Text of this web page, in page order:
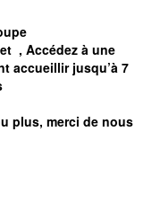
, Accédez à une
accueillir jusqu’à 7
plus, merci de nous